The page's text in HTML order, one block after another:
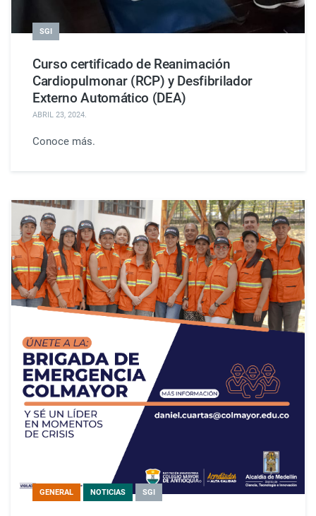
SGI
Curso certificado de Reanimación
Cardiopulmonar (RCP) y Desfibrilador
Externo Automático (DEA)
ABRIL 23, 2024.
Conoce más.
GENERAL NOTICIAS SGI